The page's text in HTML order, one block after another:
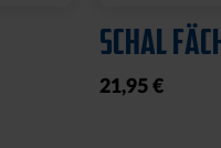
SCHAL
21,95 €